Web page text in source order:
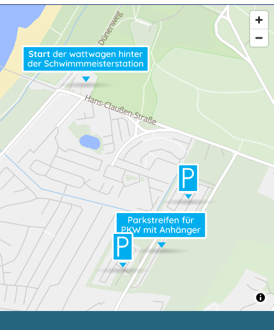
telefonisch über die Telefonnummer:
29043
oder
per mail:
info-neuwerk@t-online.de
oder